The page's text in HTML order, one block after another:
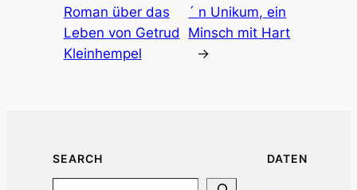
Roman über das
Leben von Getrud
Kleinhempel
´ n Unikum, ein
Minsch mit Hart
→
SEARCH DATEN